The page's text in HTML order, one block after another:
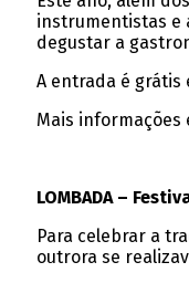
instrumentistas e
degustar a
A entrada é grátis
Mais
LOMBADA –
Para celebrar a
outrora se